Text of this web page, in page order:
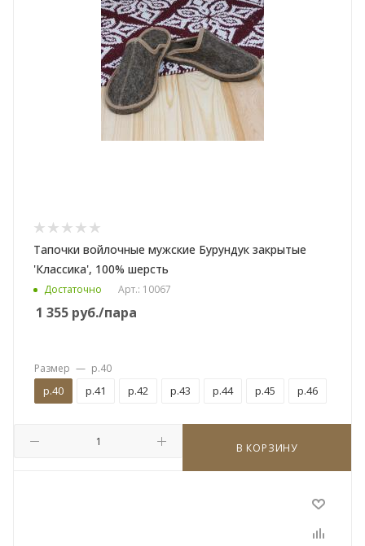
Тапочки войлочные мужские Бурундук закрытые
'Классика', 100% шерсть
Достаточно Арт.: 10067
1 355 руб./пара
В КОРЗИНУ
Размер — р.40
р.40 р.41 р.42 р.43 р.44 р.45 р.46